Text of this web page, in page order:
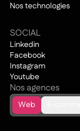
Nos technologies
SOCIAL
Linkedin
Facebook
Instagram
Youtube
Nos agences
Web